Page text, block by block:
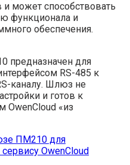
и может способствовать
функционала и
обеспечения.
предназначен для
RS-485 к
каналу. Шлюз не
и готов к
OwenCloud «из
ПМ210 для
OwenCloud